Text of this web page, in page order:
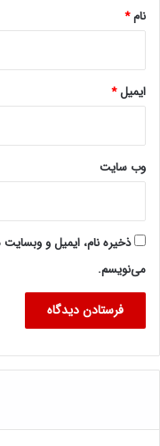
نام*
ایمیل*
وب‌ سایت
ذخیره نام، ایمیل و
می‌نویسم.